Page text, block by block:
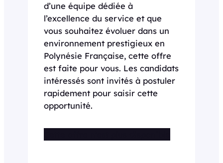
d’une équipe dédiée à
l’excellence du service et que
vous souhaitez évoluer dans un
environnement prestigieux en
Polynésie Française, cette offre
est faite pour vous. Les candidats
intéressés sont invités à postuler
rapidement pour saisir cette
opportunité.